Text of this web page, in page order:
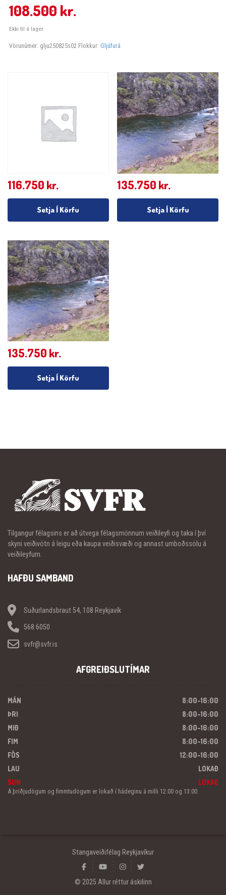
108.500 kr.
Ekki til á lager
Vörunúmer: glju250825s02 Flokkur: Gljúfurá
116.750 kr.
Setja Í Körfu
135.750 kr.
Setja Í Körfu
135.750 kr.
Setja Í Körfu
Tilgangur félagsins er að útvega félagsmönnum veiðileyfi og taka í því
skyni veiðivötn á leigu eða kaupa veiðisvæði og annast umboðssölu á
veiðileyfum.
HAFÐU SAMBAND
Suðurlandsbraut 54, 108 Reykjavík
568 6050
svfr@svfr.is
AFGREIÐSLUTÍMAR
MÁN
8:00-16:00
ÞRI
8:00-16:00
MIÐ
8:00-16:00
FIM
8:00-16:00
FÖS
12:00-16:00
LAU
LOKAÐ
SUN
LOKAÐ
Á þriðjudögum og fimmtudögum er lokað í hádeginu á milli 12:00 og 13:00
Stangaveiðifélag Reykjavíkur
© 2025 Allur réttur áskilinn